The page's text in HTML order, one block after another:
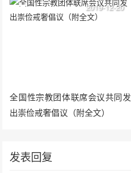
全国性宗教团体联席会议共同发
出崇俭戒奢倡议（附全文）
2019-12-20
发表回复